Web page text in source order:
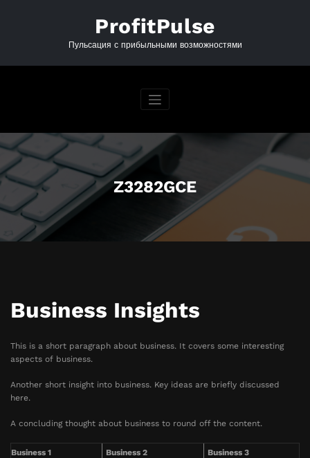
ProfitPulse
Пульсация с прибыльными возможностями
Z3282GCE
Business Insights
This is a short paragraph about business. It covers some interesting
aspects of business.
Another short insight into business. Key ideas are briefly discussed
here.
A concluding thought about business to round off the content.
Business 1 Business 2
Business 3